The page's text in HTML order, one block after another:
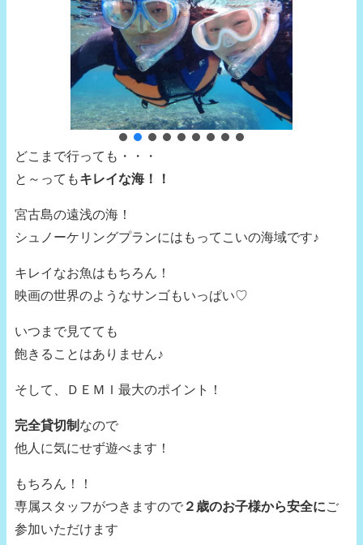
どこまで行っても・・・
と～ってもキレイな海！！
宮古島の遠浅の海！
シュノーケリングプランにはもってこいの海域です♪
キレイなお魚はもちろん！
映画の世界のようなサンゴもいっぱい♡
いつまで見てても
飽きることはありません♪
そして、ＤＥＭＩ最大のポイント！
完全貸切制 なので
他人に気にせず遊べます！
もちろん！！
専属スタッフがつきますので ２歳のお子様から安全にご
参加いただけます